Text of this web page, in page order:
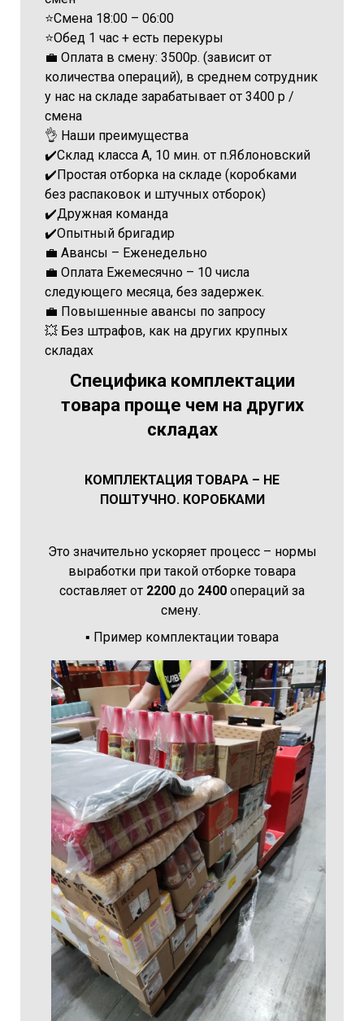
⭐️Смена 18:00 – 06:00
⭐️Обед 1 час + есть перекуры
💼 Оплата в смену: 3500р. (зависит от
количества операций), в среднем сотрудник
у нас на складе зарабатывает от 3400 р /
смена
👌 Наши преимущества
✔️Склад класса А, 10 мин. от п.Яблоновский
✔️Простая отборка на складе (коробками
без распаковок и штучных отборок)
✔️Дружная команда
✔️Опытный бригадир
💼 Авансы – Еженедельно
💼 Оплата Ежемесячно – 10 числа
следующего месяца, без задержек.
💼 Повышенные авансы по запросу
💥 Без штрафов, как на других крупных
складах
Специфика комплектации
товара проще чем на других
складах
КОМПЛЕКТАЦИЯ ТОВАРА – НЕ
ПОШТУЧНО. КОРОБКАМИ
Это значительно ускоряет процесс – нормы
выработки при такой отборке товара
составляет от 2200 до 2400 операций за
смену.
▪️ Пример комплектации товара